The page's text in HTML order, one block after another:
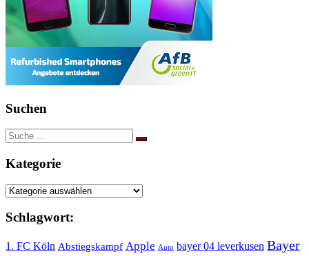
Suchen
Suche
nach:
Kategorie
Kategorie
Schlagwort:
1. FC Köln Abstiegskampf Apple Auto bayer 04 leverkusen Bayer